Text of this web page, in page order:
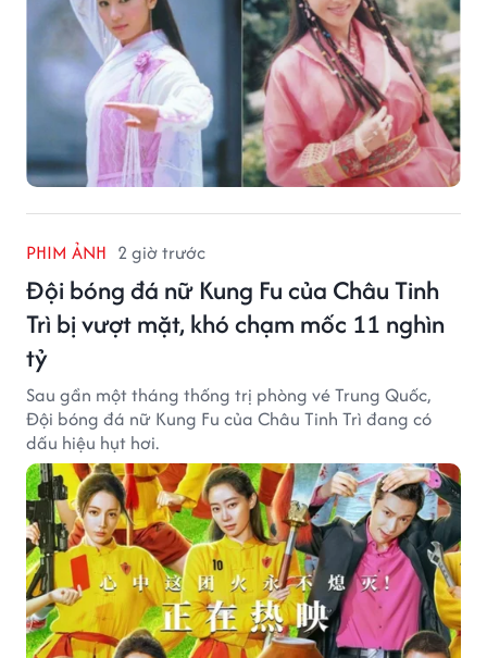
PHIM ẢNH 2 giờ trước
Đội bóng đá nữ Kung Fu của Châu Tinh
Trì bị vượt mặt, khó chạm mốc 11 nghìn
tỷ
Sau gần một tháng thống trị phòng vé Trung Quốc,
Đội bóng đá nữ Kung Fu của Châu Tinh Trì đang có
dấu hiệu hụt hơi.